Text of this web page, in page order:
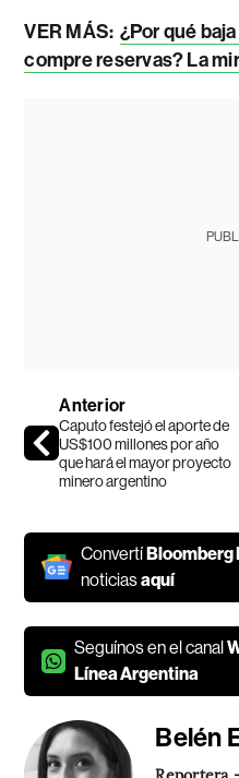
VER MÁS: ¿Por qué
compre reservas? La
Anterior
Caputo festejó el aporte de
US$100 millones por año
que hará el mayor proyecto
minero argentino
ConvertíBloomberg
noticiasaquí
Seguínos en el canal
Línea Argentina
Belén